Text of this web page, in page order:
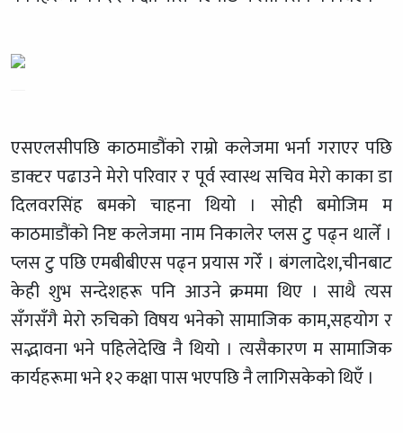
एसएलसीपछि काठमाडौंको राम्रो कलेजमा भर्ना गराएर पछि
डाक्टर पढाउने मेरो परिवार र पूर्व स्वास्थ सचिव मेरो काका डा
दिलवरसिंह बमको चाहना थियो । सोही बमोजिम म
काठमाडौंको निष्ट कलेजमा नाम निकालेर प्लस टु पढ्न थालेँ ।
प्लस टु पछि एमबीबीएस पढ्न प्रयास गरेँ । बंगलादेश,चीनबाट
केही शुभ सन्देशहरू पनि आउने क्रममा थिए । साथै त्यस
सँगसँगै मेरो रुचिको विषय भनेको सामाजिक काम,सहयोग र
सद्भावना भने पहिलेदेखि नै थियो । त्यसैकारण म सामाजिक
कार्यहरूमा भने १२ कक्षा पास भएपछि नै लागिसकेको थिएँ ।